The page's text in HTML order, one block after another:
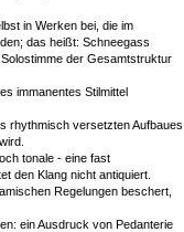
in Werken bei, die im
das heißt: Schneegass
der Gesamtstruktur
immanentes Stilmittel
rhythmisch versetzten Aufbaues
tonale - eine fast
den Klang nicht antiquiert.
Regelungen beschert,
ein Ausdruck von Pedanterie